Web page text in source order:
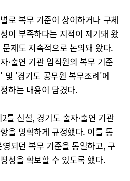
로 복무 기준이 상이하거나 구체
이 부족하다는 지적이 제기돼 왔
제도 지속적으로 논의돼 왔다.
·출연 기관 임직원의 복무 기준
및 '경기도 공무원 복무조례'에
하는 내용이 담겼다.
를 신설, 경기도 출자·출연 기관
을 명확하게 규정했다. 이를 통
되던 복무 기준을 통일하고, 구
성을 확보할 수 있도록 했다.